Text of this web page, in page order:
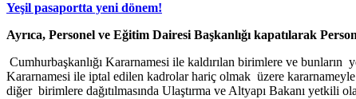
Yeşil pasaportta yeni dönem!
Ayrıca, Personel ve Eğitim Dairesi Başkanlığı kapatılarak
Cumhurbaşkanlığı Kararnamesi ile kaldırılan birimlere ve
Kararnamesi ile iptal edilen kadrolar hariç olmak üzere
diğer birimlere dağıtılmasında Ulaştırma ve Altyapı Bakanı yetkili